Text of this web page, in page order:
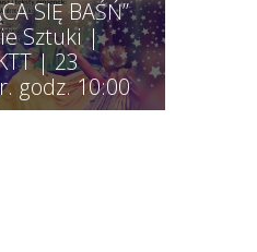
SIĘ BAŚŃ”
Sztuki |
| 23
godz. 10:00